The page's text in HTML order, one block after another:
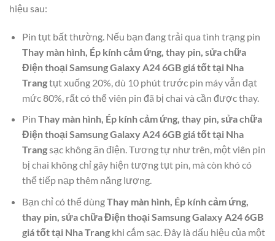
hiệu sau:
Pin tụt bất thường. Nếu bạn đang trải qua tình trạng pin
Thay màn hình, Ép kính cảm ứng, thay pin, sửa chữa
Điện thoại Samsung Galaxy A24 6GB giá tốt tại Nha
Trangtụt xuống 20%, dù 10 phút trước pin máy vẫn đạt
mức 80%, rất có thể viên pin đã bị chai và cần được thay.
Pin Thay màn hình, Ép kính cảm ứng, thay pin, sửa chữa
Điện thoại Samsung Galaxy A24 6GB giá tốt tại Nha
Trangsạc không ăn điện. Tương tự như trên, một viên pin
bị chai không chỉ gây hiện tượng tụt pin, mà còn khó có
thể tiếp nạp thêm năng lượng.
Bạn chỉ có thể dùngThay màn hình, Ép kính cảm ứng,
thay pin, sửa chữa Điện thoại Samsung Galaxy A24 6GB
giá tốt tại Nha Trangkhi cắm sạc. Đây là dấu hiệu của một